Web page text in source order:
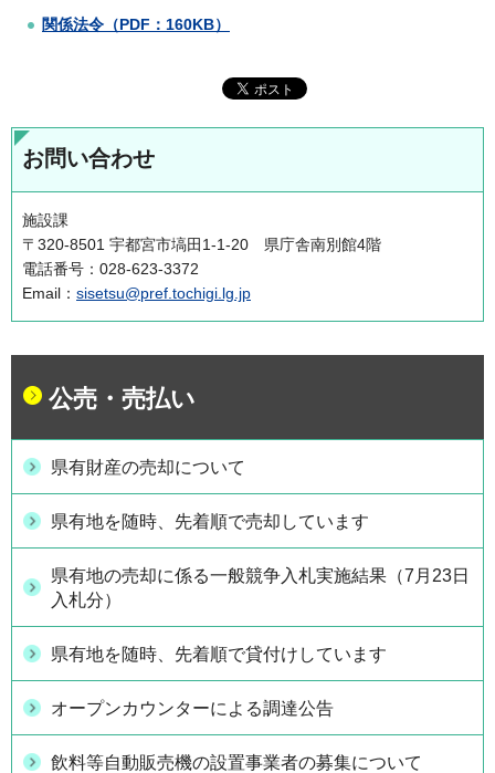
関係法令（PDF：160KB）
お問い合わせ
施設課
〒320-8501 宇都宮市塙田1-1-20 県庁舎南別館4階
電話番号：028-623-3372
Email： sisetsu@pref.tochigi.lg.jp
公売・売払い
県有財産の売却について
県有地を随時、先着順で売却しています
県有地の売却に係る一般競争入札実施結果（7月23日
入札分）
県有地を随時、先着順で貸付けしています
オープンカウンターによる調達公告
飲料等自動販売機の設置事業者の募集について